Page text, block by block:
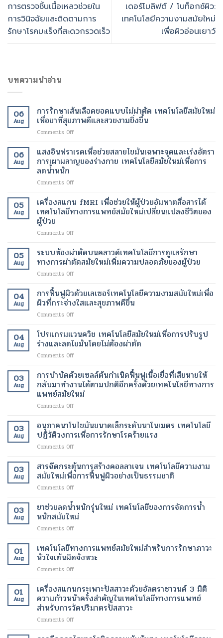
การตรวจชิ้นเนื้อเหลวช่วยใน
การวินิจฉัยและติดตามการ
รักษาโรคมะเร็งที่สะดวกรวดเร็ว
เดอร์โมลิฟต์ / โบท็อกซ์ผิว:
เทคโนโลยีความงามสมัยใหม่
เพื่อผิวอ่อนเยาว์
บทความน่าอ่าน
06
Aug
การรักษาเส้นเลือดขอดแบบไม่ผ่าตัด เทคโนโลยีสมัยใหม่
เพื่อขาที่สุขภาพดีและสวยงามยิ่งขึ้น
Comments Offon
รักษา
เส้นเลือด
ขอด
ไม่
เทคโนโลยี
สมัย
ใหม่
ขา
สุขภาพ
ดี
และ
ขึ้น
06
Aug
แสงอินฟราเรดเพื่อช่วยสลายไขมันเฉพาะจุดและเร่งอัตรา
การเผาผลาญของร่างกาย เทคโนโลยีสมัยใหม่เพื่อการ
ลดน้ำหนัก
Comments Offon
อินฟราเรด
เพื่อ
ช่วย
ไข
เฉพาะ
จุด
และ
เร่ง
การ
เผา
เทคโนโลยี
สมัย
ใหม่
ลด
น้ำ
หนัก
05
Aug
เครื่องสแกน fMRI เพื่อช่วยให้ผู้ป่วยอัมพาตสื่อสารได้
เทคโนโลยีทางการแพทย์สมัยใหม่เปลี่ยนแปลงชีวิตของ
ผู้ป่วย
Comments Offon
สแกน
fMRI
เพื่อ
ช่วย
ผู้
ป่วย
เทคโนโลยี
ทางการ
เปลี่ยนแปลง
ชีวิต
ของ
ผู้
05
Aug
ระบบห้องผ่าตัดบนคลาวด์เทคโนโลยีการดูแลรักษา
ทางการผ่าตัดสมัยใหม่เพิ่มความปลอดภัยของผู้ป่วย
Comments Offon
ห้อง
ผ่าตัด
บน
คลา
เทคโนโลยี
การ
ผ่าตัด
สมัย
ใหม่
ของ
ผู้
ป่วย
04
Aug
การฟื้นฟูผิวด้วยเลเซอร์เทคโนโลยีความงามสมัยใหม่เพื่อ
ผิวที่กระจ่างใสและสุขภาพดีขึ้น
Comments Offon
ฟื้นฟู
ผิว
ด้วย
เลเซอร์
ความ
งาม
สมัย
ใหม่
เพื่อ
ที่
กระจ่าง
ดี
ขึ้น
04
Aug
โปรแกรมแวนควิช เทคโนโลยีสมัยใหม่เพื่อการปรับรูป
ร่างและลดไขมันโดยไม่ต้องผ่าตัด
Comments Offon
แก
รม
แวน
ควิช
เทคโนโลยี
ใหม่
เพื่อ
การ
ปรับ
ร่าง
และ
โดย
ไม่
ต้อง
03
Aug
การบำบัดด้วยเซลล์ต้นกำเนิดฟื้นฟูเนื้อเยื่อที่เสียหายให้
กลับมาทำงานได้ตามปกติอีกครั้งด้วยเทคโนโลยีทางการ
แพทย์สมัยใหม่
Comments Offon
บำบัด
ด้วย
เซลล์
ต้น
ฟื้นฟู
เนื้อเยื่อ
ให้
กลับ
ตาม
ปกติ
อีก
เทคโนโลยี
ทางการ
แพทย์
สมัย
03
Aug
อนุภาคนาโนไขมันขนาดเล็กระดับนาโนเมตร เทคโนโลยี
ปฏิวัติวงการเพื่อการรักษาโรคร้ายแรง
Comments Offon
นาโน
ไข
มัน
ขนาด
ระดับ
นาโน
วงการ
เพื่อ
ร้าย
แรง
03
Aug
สารฉีดกระตุ้นการสร้างคอลลาเจน เทคโนโลยีความงาม
สมัยใหม่เพื่อการฟื้นฟูผิวอย่างเป็นธรรมชาติ
Comments Offon
ฉีด
กระตุ้น
การ
สร้าง
ล
ลา
งาม
สมัย
ใหม่
03
Aug
ยาช่วยลดน้ำหนักรุ่นใหม่ เทคโนโลยีของการจัดการน้ำ
หนักสมัยใหม่
Comments Offon
ช่วย
ลด
น้ำ
หนัก
ใหม่
เทคโนโลยี
ของ
การ
จัดการ
01
Aug
เทคโนโลยีทางการแพทย์สมัยใหม่สำหรับการรักษาภาวะ
หัวใจเต้นผิดจังหวะ
Comments Offon
ทางการ
แพทย์
สมัย
ใหม่
สำหรับ
01
Aug
เครื่องสแกนกระเพาะปัสสาวะด้วยอัลตราซาวนด์ 3 มิติ
ความก้าวหน้าครั้งสำคัญในเทคโนโลยีทางการแพทย์
สำหรับการวัดปริมาตรปัสสาวะ
Comments Offon
สแกน